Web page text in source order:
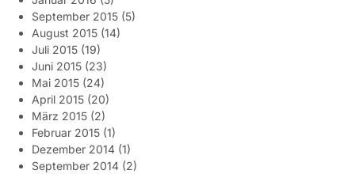
September 2015 (5)
August 2015 (14)
Juli 2015 (19)
Juni 2015 (23)
Mai 2015 (24)
April 2015 (20)
März 2015 (2)
Februar 2015 (1)
Dezember 2014 (1)
September 2014 (2)